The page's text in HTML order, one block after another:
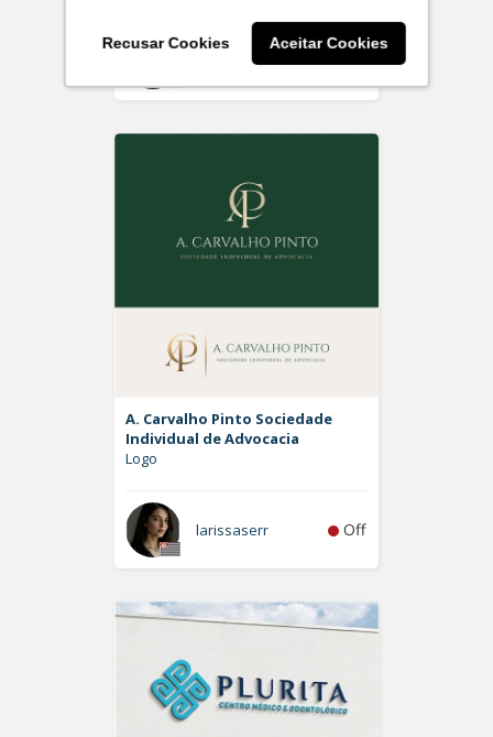
Recusar Cookies Aceitar Cookies
Rdesign SM Off
A. Carvalho Pinto Sociedade
Individual de Advocacia
Logo
larissaserr Off